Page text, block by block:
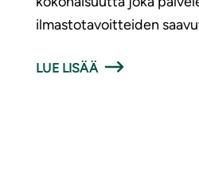
ilmastotavoitteiden
LUE LISÄÄ